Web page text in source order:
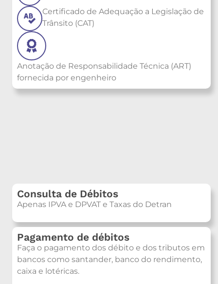
Certificado de Adequação a Legislação de
Trânsito (CAT)
Anotação de Responsabilidade Técnica (ART)
fornecida por engenheiro
Consulta de Débitos
Apenas IPVA e DPVAT e Taxas do Detran
Pagamento de débitos
Faça o pagamento dos débito e dos tributos em
bancos como santander, banco do rendimento,
caixa e lotéricas.